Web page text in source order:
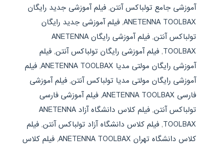
آموزشی جامع تولباکس آنتن, فیلم آموزشی جدید رایگان
ANETENNA TOOLBAX
, فیلم آموزشی جدید رایگان
تولباکس آنتن,
فیلم آموزشی رایگان ANETENNA
TOOLBAX
, فیلم آموزشی رایگان تولباکس آنتن, فیلم
آموزشی رایگان مولتی مدیا ANETENNA TOOLBAX
, فیلم
آموزشی رایگان مولتی مدیا تولباکس آنتن, فیلم آموزشی
فارسی ANETENNA TOOLBAX
, فیلم آموزشی فارسی
تولباکس آنتن,
فیلم کلاس دانشگاه آزاد ANETENNA
TOOLBAX
, فیلم کلاس دانشگاه آزاد تولباکس آنتن, فیلم
کلاس دانشگاه تهران ANETENNA TOOLBAX
, فیلم کلاس